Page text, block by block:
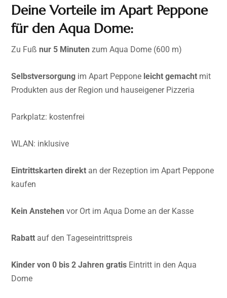
Deine Vorteile im Apart Peppone
für den Aqua Dome:
Zu Fuß nur 5 Minuten zum Aqua Dome (600 m)
Selbstversorgung im Apart Peppone leicht gemacht mit
Produkten aus der Region und hauseigener Pizzeria
Parkplatz: kostenfrei
WLAN: inklusive
Eintrittskarten direkt an der Rezeption im Apart Peppone
kaufen
Kein Anstehen vor Ort im Aqua Dome an der Kasse
Rabatt auf den Tageseintrittspreis
Kinder von 0 bis 2 Jahren gratis Eintritt in den Aqua
Dome